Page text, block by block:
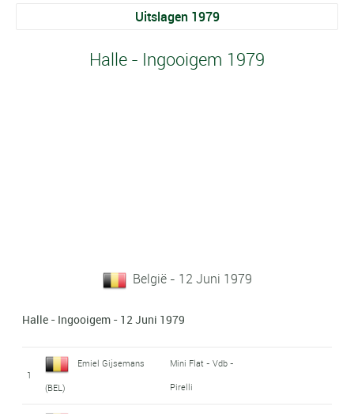
Uitslagen 1979
Halle - Ingooigem 1979
België - 12 Juni 1979
Halle - Ingooigem - 12 Juni 1979
1
Emiel Gijsemans
(BEL)
Mini Flat - Vdb -
Pirelli